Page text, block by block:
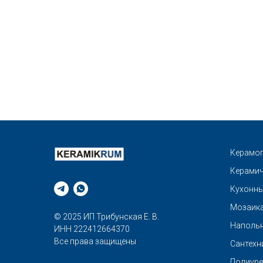
© 2025 ИП Трибунская Е. В.
ИНН 222412664370
Все права защищены